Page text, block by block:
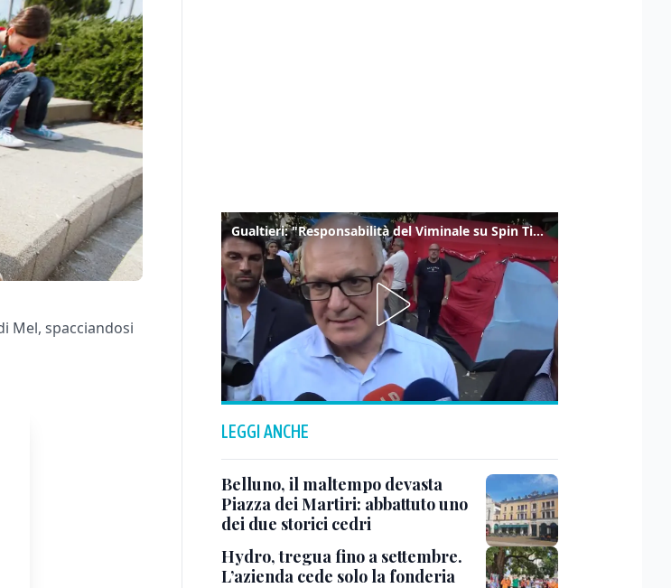
Mel, spacciandosi
Gualtieri: "Responsabilità del Viminale su Spin Time? La posizione dei partiti è nota"
LEGGI ANCHE
Belluno, il maltempo devasta
Piazza dei Martiri: abbattuto uno
dei due storici cedri
Hydro, tregua fino a settembre.
L’azienda cede solo la fonderia